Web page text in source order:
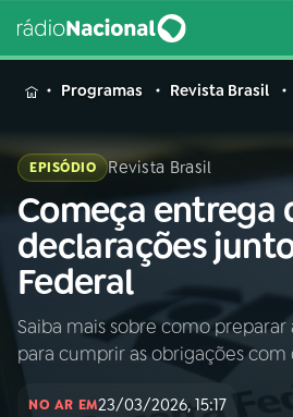
MENU
Buscar
na
Rádio
Nacional
Buscar
AO VIVO
INÍCIO
Programas Revista Brasil
EPISÓDIO Revista Brasil
Começa entrega
declarações
Federal
Saiba mais sobre como
para cumprir as obrigações com
NO AR EM23/03/2026, 15:17